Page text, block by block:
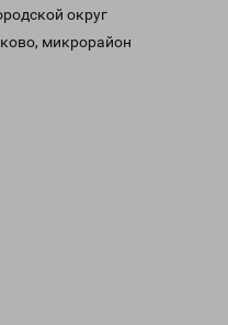
округ
микрорайон